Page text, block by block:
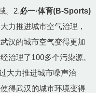
。2.必一·体育(B-Sports)
力推进城市空气治理，
汉的城市空气变得更加
治理了100多个污染源。
大力推进城市噪声治
得武汉的城市环境变得